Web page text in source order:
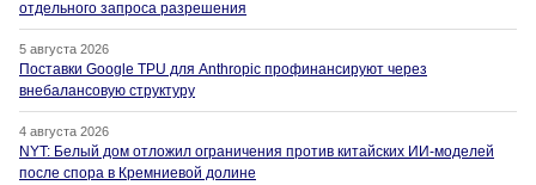
отдельного запроса разрешения
5 августа 2026
Поставки Google TPU для Anthropic профинансируют через
внебалансовую структуру
4 августа 2026
NYT: Белый дом отложил ограничения против китайских ИИ-моделей
после спора в Кремниевой долине